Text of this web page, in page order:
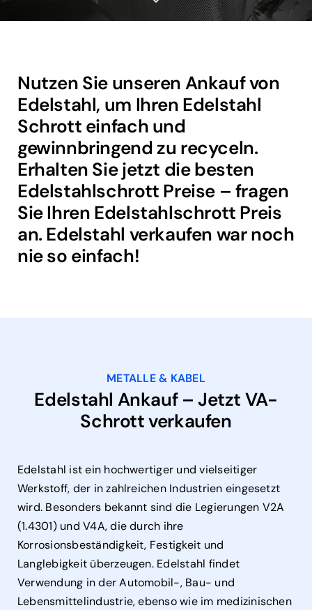
Nutzen Sie unseren Ankauf von
Edelstahl, um Ihren Edelstahl
Schrott einfach und
gewinnbringend zu recyceln.
Erhalten Sie jetzt die besten
Edelstahlschrott Preise – fragen
Sie Ihren Edelstahlschrott Preis
an. Edelstahl verkaufen war noch
nie so einfach!
METALLE & KABEL
Edelstahl Ankauf – Jetzt VA-
Schrott verkaufen
Edelstahl ist ein hochwertiger und vielseitiger
Werkstoff, der in zahlreichen Industrien eingesetzt
wird. Besonders bekannt sind die Legierungen V2A
(1.4301) und V4A, die durch ihre
Korrosionsbeständigkeit, Festigkeit und
Langlebigkeit überzeugen. Edelstahl findet
Verwendung in der Automobil-, Bau- und
Lebensmittelindustrie, ebenso wie im medizinischen